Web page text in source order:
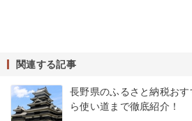
関連する記事
長野県のふるさと納税お
ら使い道まで徹底紹介！